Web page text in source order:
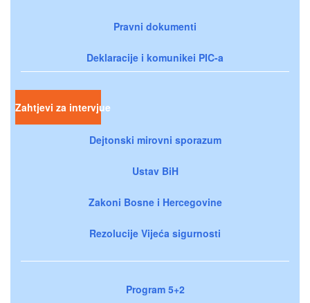
Pravni dokumenti
Deklaracije i komunikei PIC-a
Zahtjevi za intervjue
Dejtonski mirovni sporazum
Ustav BiH
Zakoni Bosne i Hercegovine
Rezolucije Vijeća sigurnosti
Program 5+2